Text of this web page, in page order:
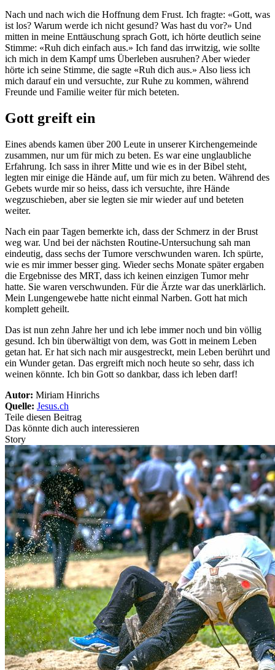
Nach und nach wich die Hoffnung dem Frust. Ich fragte: «Gott, was
ist los? Warum werde ich nicht gesund? Was hast du vor?» Und
mitten in meine Enttäuschung sprach Gott, ich hörte deutlich seine
Stimme: «Ruh dich einfach aus.» Ich fand das irrwitzig, wie sollte
ich mich in dem Kampf ums Überleben ausruhen? Aber wieder
hörte ich seine Stimme, die sagte «Ruh dich aus.» Also liess ich
mich darauf ein und versuchte, zur Ruhe zu kommen, während
Freunde und Familie weiter für mich beteten.
Gott greift ein
Eines abends kamen über 200 Leute in unserer Kirchengemeinde
zusammen, nur um für mich zu beten. Es war eine unglaubliche
Erfahrung. Ich sass in ihrer Mitte und wie es in der Bibel steht,
legten mir einige die Hände auf, um für mich zu beten. Während des
Gebets wurde mir so heiss, dass ich versuchte, ihre Hände
wegzuschieben, aber sie legten sie mir wieder auf und beteten
weiter.
Nach ein paar Tagen bemerkte ich, dass der Schmerz in der Brust
weg war. Und bei der nächsten Routine-Untersuchung sah man
eindeutig, dass sechs der Tumore verschwunden waren. Ich spürte,
wie es mir immer besser ging. Wieder sechs Monate später ergaben
die Ergebnisse des MRT, dass ich keinen einzigen Tumor mehr
hatte. Sie waren verschwunden. Für die Ärzte war das unerklärlich.
Mein Lungengewebe hatte nicht einmal Narben. Gott hat mich
komplett geheilt.
Das ist nun zehn Jahre her und ich lebe immer noch und bin völlig
gesund. Ich bin überwältigt von dem, was Gott in meinem Leben
getan hat. Er hat sich nach mir ausgestreckt, mein Leben berührt und
ein Wunder getan. Das ergreift mich noch heute so sehr, dass ich
weinen könnte. Ich bin Gott so dankbar, dass ich leben darf!
Autor: Miriam Hinrichs
Quelle: Jesus.ch
Teile diesen Beitrag
Das könnte dich auch interessieren
Story